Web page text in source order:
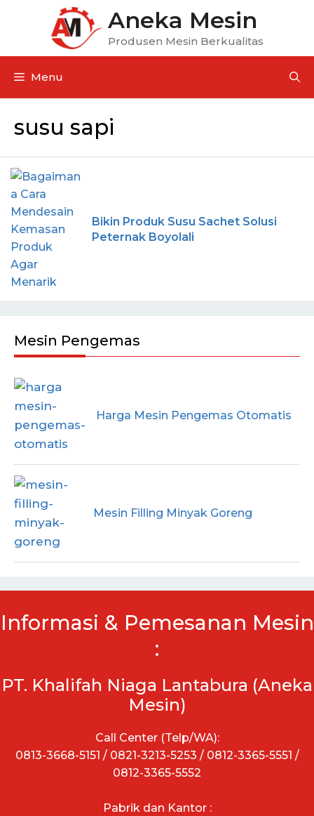
Aneka Mesin
Produsen Mesin Berkualitas
Menu
susu sapi
Bikin Produk Susu Sachet Solusi
Peternak Boyolali
Mesin Pengemas
Harga Mesin Pengemas Otomatis
Mesin Filling Minyak Goreng
Informasi & Pemesanan Mesin
:
PT. Khalifah Niaga Lantabura (Aneka
Mesin)
Call Center (Telp/WA):
0813-3668-5151 / 0821-3213-5253 / 0812-3365-5551 /
0812-3365-5552
Pabrik dan Kantor :